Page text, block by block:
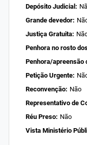
Depósito Judicial:
Grande devedor:
Justiça Gratuita:
Penhora no rosto
Penhora/apreensão
Petição Urgente:
Reconvenção: Não
Representativo de
Réu Preso: Não
Vista Ministério